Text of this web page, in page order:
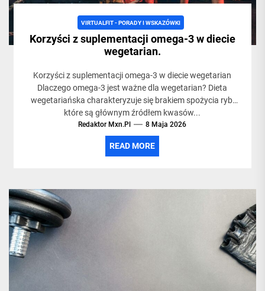
VIRTUALFIT - PORADY I WSKAZÓWKI
Korzyści z suplementacji omega-3 w diecie
wegetarian.
Korzyści z suplementacji omega-3 w diecie wegetarian
Dlaczego omega-3 jest ważne dla wegetarian? Dieta
wegetariańska charakteryzuje się brakiem spożycia ryb,
które są głównym źródłem kwasów...
Redaktor Mxn.pl 8 Maja 2026
READ MORE